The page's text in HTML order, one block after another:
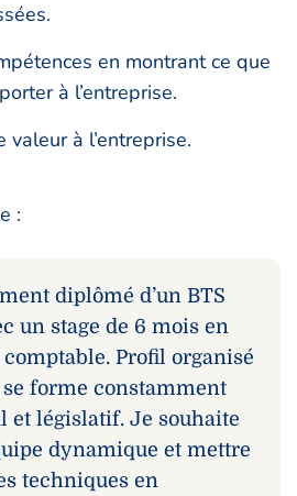
en montrant ce que
à l’entreprise.
valeur à l’entreprise.
:
diplômé d’un BTS
un stage de 6 mois en
comptable. Profil organisé
forme constamment
et législatif. Je souhaite
dynamique et mettre
techniques en